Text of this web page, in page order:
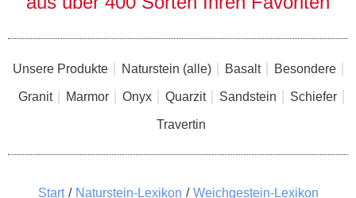
Unsere Produkte Naturstein (alle) Basalt Besondere
Granit Marmor Onyx Quarzit Sandstein Schiefer
Travertin
Sie befinden sich hier:
Start Naturstein-Lexikon
Weichgestein-Lexikon